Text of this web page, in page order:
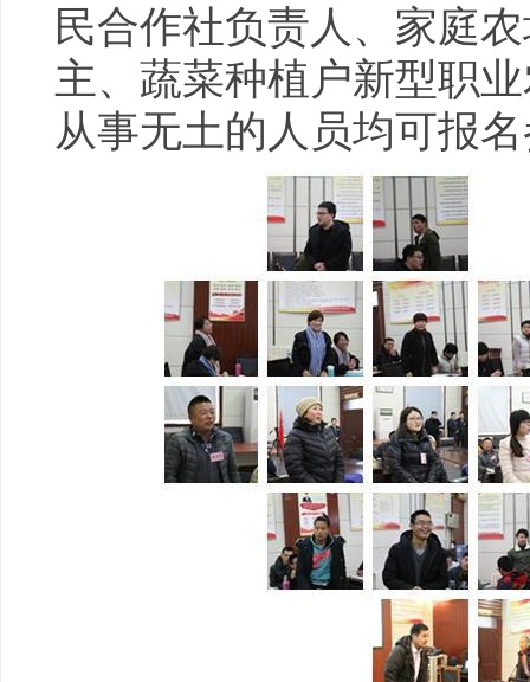
民合作社负责人、家庭
主、蔬菜种植户新型职
从事无土的人员均可报